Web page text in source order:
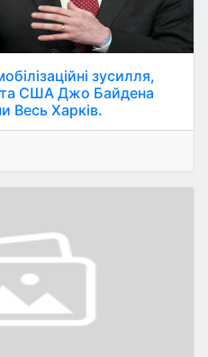
зусилля,
США Джо Байдена
Весь Харків.